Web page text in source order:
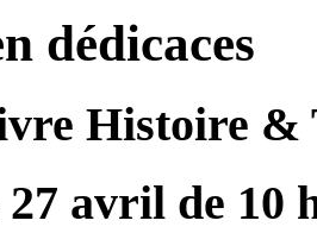
dédicaces
Histoire &
avril de 10